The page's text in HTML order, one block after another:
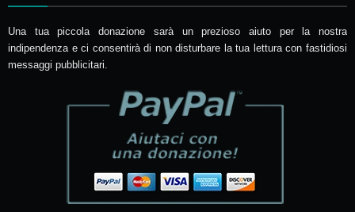
Una tua piccola donazione sarà un prezioso aiuto per la nostra
indipendenza e ci consentirà di non disturbare la tua lettura con fastidiosi
messaggi pubblicitari.